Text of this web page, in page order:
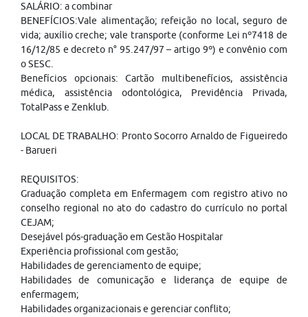
SALÁRIO: a combinar
BENEFÍCIOS:Vale alimentação; refeição no local, seguro de
vida; auxílio creche; vale transporte (conforme Lei nº7418 de
16/12/85 e decreto n° 95.247/97 – artigo 9º) e convênio com
o SESC.
Benefícios opcionais: Cartão multibenefícios, assistência
médica, assistência odontológica, Previdência Privada,
TotalPass e Zenklub.
LOCAL DE TRABALHO: Pronto Socorro Arnaldo de Figueiredo
- Barueri
REQUISITOS:
Graduação completa em Enfermagem com registro ativo no
conselho regional no ato do cadastro do currículo no portal
CEJAM;
Desejável pós-graduação em Gestão Hospitalar
Experiência profissional com gestão;
Habilidades de gerenciamento de equipe;
Habilidades de comunicação e liderança de equipe de
enfermagem;
Habilidades organizacionais e gerenciar conflito;